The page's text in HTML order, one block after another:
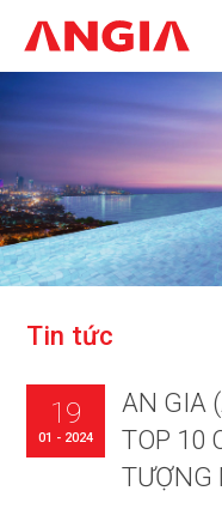
Tin tức
AN GIA
TOP 10
TƯỢNG
19
01 - 2024